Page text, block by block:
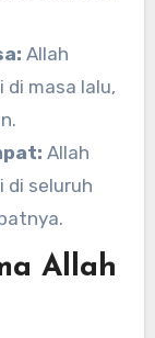
Allah
masa lalu,
Allah
di seluruh
Allah